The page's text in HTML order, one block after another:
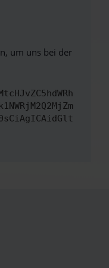
um uns bei der